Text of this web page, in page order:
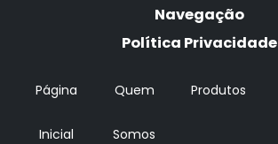
Navegação
Política Privacidade
Página
Inicial
Quem
Somos
Produtos